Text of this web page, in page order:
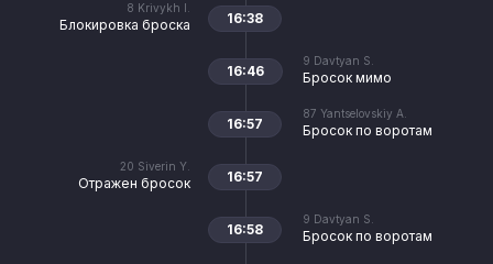
8 Krivykh I.
Блокировка броска 16:38
9 Davtyan S.
Бросок мимо
16:46
87 Yantselovskiy A.
Бросок по воротам
16:57
20 Siverin Y.
Отражен бросок 16:57
9 Davtyan S.
Бросок по воротам
16:58